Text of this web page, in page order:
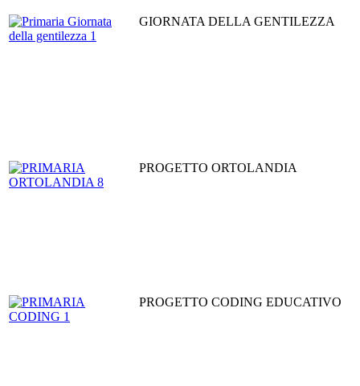
GIORNATA DELLA GENTILEZZA
PROGETTO ORTOLANDIA
PROGETTO CODING EDUCATIVO